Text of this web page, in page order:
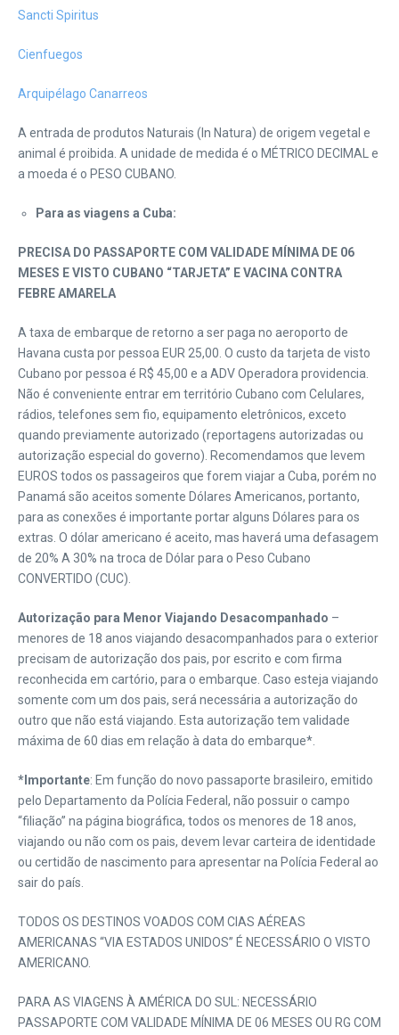
Sancti Spiritus
Cienfuegos
Arquipélago Canarreos
A entrada de produtos Naturais (In Natura) de origem vegetal e
animal é proibida. A unidade de medida é o MÉTRICO DECIMAL e
a moeda é o PESO CUBANO.
Para as viagens a Cuba:
PRECISA DO PASSAPORTE COM VALIDADE MÍNIMA DE 06
MESES E VISTO CUBANO “TARJETA” E VACINA CONTRA
FEBRE AMARELA
A taxa de embarque de retorno a ser paga no aeroporto de
Havana custa por pessoa EUR 25,00. O custo da tarjeta de visto
Cubano por pessoa é R$ 45,00 e a ADV Operadora providencia.
Não é conveniente entrar em território Cubano com Celulares,
rádios, telefones sem fio, equipamento eletrônicos, exceto
quando previamente autorizado (reportagens autorizadas ou
autorização especial do governo). Recomendamos que levem
EUROS todos os passageiros que forem viajar a Cuba, porém no
Panamá são aceitos somente Dólares Americanos, portanto,
para as conexões é importante portar alguns Dólares para os
extras. O dólar americano é aceito, mas haverá uma defasagem
de 20% A 30% na troca de Dólar para o Peso Cubano
CONVERTIDO (CUC).
Autorização para Menor Viajando Desacompanhado –
menores de 18 anos viajando desacompanhados para o exterior
precisam de autorização dos pais, por escrito e com firma
reconhecida em cartório, para o embarque. Caso esteja viajando
somente com um dos pais, será necessária a autorização do
outro que não está viajando. Esta autorização tem validade
máxima de 60 dias em relação à data do embarque*.
*Importante: Em função do novo passaporte brasileiro, emitido
pelo Departamento da Polícia Federal, não possuir o campo
“filiação” na página biográfica, todos os menores de 18 anos,
viajando ou não com os pais, devem levar carteira de identidade
ou certidão de nascimento para apresentar na Polícia Federal ao
sair do país.
TODOS OS DESTINOS VOADOS COM CIAS AÉREAS
AMERICANAS “VIA ESTADOS UNIDOS” É NECESSÁRIO O VISTO
AMERICANO.
PARA AS VIAGENS À AMÉRICA DO SUL: NECESSÁRIO
PASSAPORTE COM VALIDADE MÍNIMA DE 06 MESES OU RG COM